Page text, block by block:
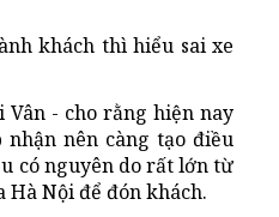
khách thì hiểu sai xe
Vân - cho rằng hiện nay
nên càng tạo điều
có nguyên do rất lớn từ
Hà Nội để đón khách.